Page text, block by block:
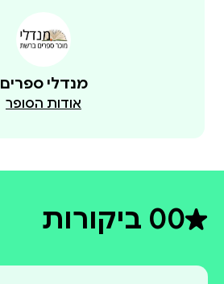
מנדלי ספרים
אודות הסופר
0דירוג ממוצע 0 מתוך 5
0 ביקורות